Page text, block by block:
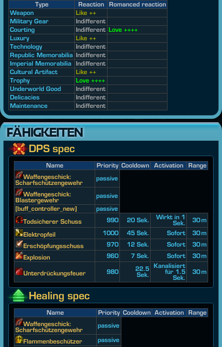
Type Reaction
Romanced reaction
Weapon
Like ++
Military Gear
Indifferent
Courting
Indifferent Love ++++
Luxury
Like ++
Technology
Indifferent
Republic Memorabilia Indifferent
Imperial Memorabilia
Indifferent
Cultural Artifact
Like ++
Trophy
Love ++++
Underworld Good
Indifferent
Delicacies
Indifferent
Maintenance
Indifferent
FÄHIGKEITEN
DPS spec
Name Priority Cooldown Activation
Range
Waffengeschick:
Scharfschützengewehr
passive
Waffengeschick:
Blastergewehr
passive
[buff_controller_new]
passive
Todsicherer Schuss
990 20 Sek.
Wirkt in 1
Sek.
30 m
Elektropfeil
1000 45 Sek. Sofort
30 m
Erschöpfungsschuss
970 12 Sek. Sofort
30 m
Explosion
960 7 Sek. Sofort 30 m
Unterdrückungsfeuer 980
22.5
Sek.
Kanalisiert
für 1.5
Sek.
30 m
Healing spec
Name Priority Cooldown Activation Range
Waffengeschick:
Scharfschützengewehr
passive
Flammenbeschützer
passive